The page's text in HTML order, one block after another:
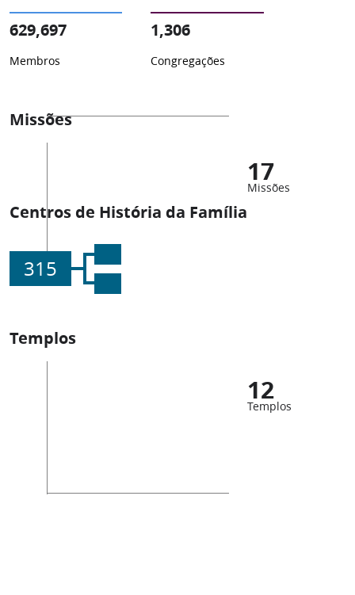
629,697
Membros
1,306
Congregações
Missões
17
Missões
Centros de História da Família
315
Templos
12
Templos